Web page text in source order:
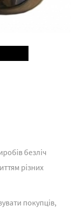
безліч
різних
покупців,